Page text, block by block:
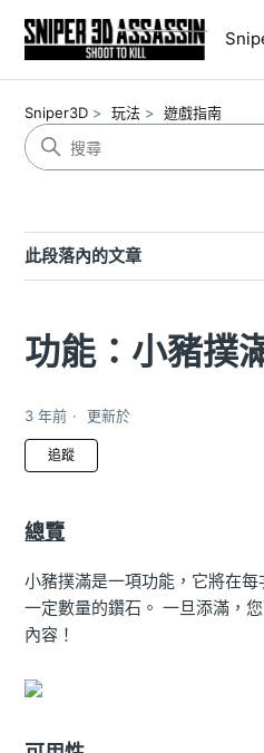
Sniper3D 玩法 遊戲指南
此段落內的文章
功能：小豬撲
3 年前 更新於
追蹤
總覽
小豬撲滿是一項功能，它將在
一定數量的鑽石。 一旦添滿，
內容！